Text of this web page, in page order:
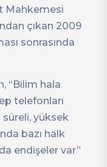
Mahkemesi
çıkan 2009
sonrasında
“Bilim hala
telefonları
süreli, yüksek
bazı halk
endişeler var”